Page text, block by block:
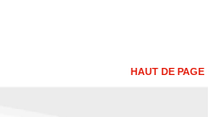
HAUT DE PAGE